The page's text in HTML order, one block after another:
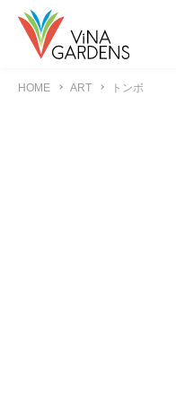
HOME ART トンボ